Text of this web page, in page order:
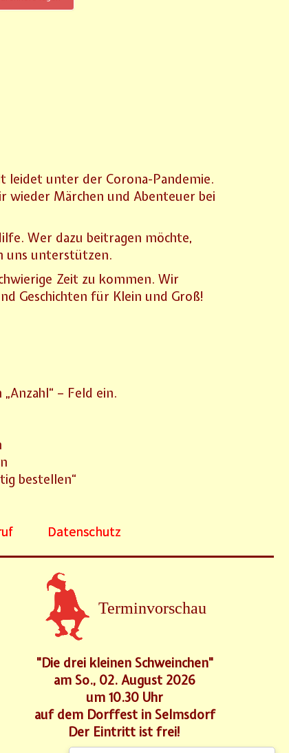
leidet unter der Corona-Pandemie.
wieder Märchen und Abenteuer bei
Wer dazu beitragen möchte,
uns unterstützen.
Zeit zu kommen. Wir
Geschichten für Klein und Groß!
– Feld ein.
bestellen“
Datenschutz
Terminvorschau
"Die drei kleinen Schweinchen"
am So., 02. August 2026
um 10.30 Uhr
auf dem Dorffest in Selmsdorf
Der Eintritt ist frei!